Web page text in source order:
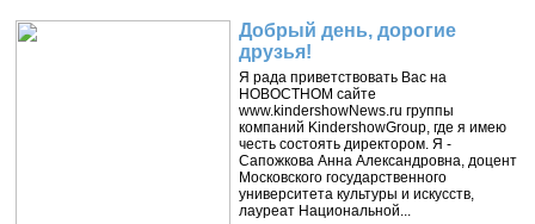
Добрый день, дорогие
друзья!
Я рада приветствовать Вас на
НОВОСТНОМ сайте
www.kindershowNews.ru группы
компаний KindershowGroup, где я имею
честь состоять директором. Я -
Сапожкова Анна Александровна, доцент
Московского государственного
университета культуры и искусств,
лауреат Национальной...